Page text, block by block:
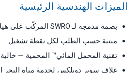
الميزات الهندسية الرئيسية
بصمة مدمجة لـ SWRO المركّب على هياكل والمعبأ في حاويات
مبنية حسب الطلب لكل نقطة تشغيل
تقنية المحمل المائي™ المحمية —
غلاف سوبر دوبلكس لخدمة مياه البحر